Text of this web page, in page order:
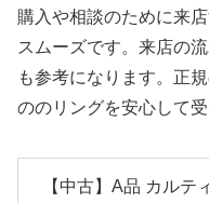
購入や相談のために来
スムーズです。来店の
も参考になります。正
ののリングを安心して
【中古】A品 カルテ